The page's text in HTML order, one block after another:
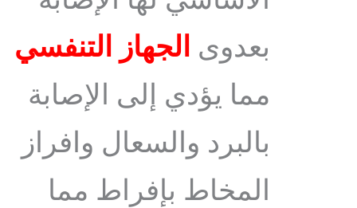
بعدوى الجهاز التنفسي
مما يؤدي إلى الإصابة
بالبرد والسعال وافراز
المخاط بإفراط مما